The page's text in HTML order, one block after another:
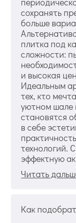
сохранять
больше
плитка под
сложности:
и высокая
Идеальным
тех, кто
уютном шале
становятся
в себе
технологий.
эффектную
Читать
Как